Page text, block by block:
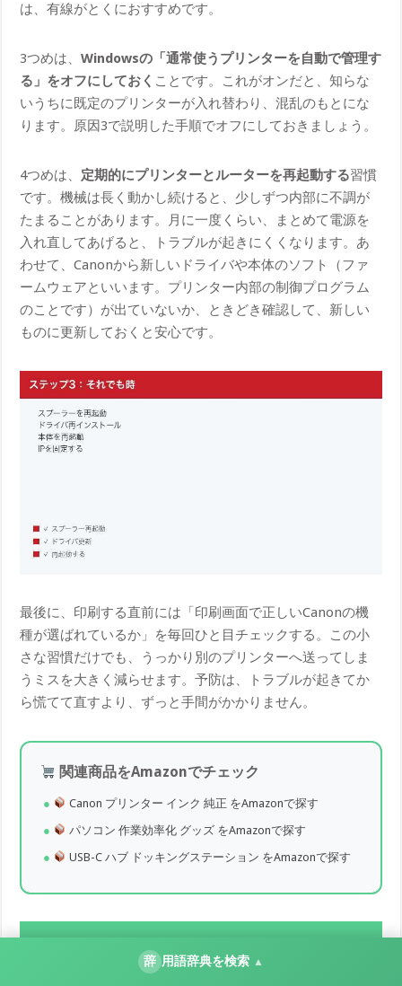
は、有線がとくにおすすめです。
3つめは、Windowsの「通常使うプリンターを自動で管理す
る」をオフにしておく ことです。これがオンだと、知らな
いうちに既定のプリンターが入れ替わり、混乱のもとにな
ります。原因3で説明した手順でオフにしておきましょう。
4つめは、 定期的にプリンターとルーターを再起動する習慣
です。機械は長く動かし続けると、少しずつ内部に不調が
たまることがあります。月に一度くらい、まとめて電源を
入れ直してあげると、トラブルが起きにくくなります。あ
わせて、Canonから新しいドライバや本体のソフト（ファ
ームウェアといいます。プリンター内部の制御プログラム
のことです）が出ていないか、ときどき確認して、新しい
ものに更新しておくと安心です。
最後に、印刷する直前には「印刷画面で正しいCanonの機
種が選ばれているか」を毎回ひと目チェックする。この小
さな習慣だけでも、うっかり別のプリンターへ送ってしま
うミスを大きく減らせます。予防は、トラブルが起きてか
ら慌てて直すより、ずっと手間がかかりません。
関連商品をAmazonでチェック
Canon プリンター インク 純正 をAmazonで探す
パソコン 作業効率化 グッズ をAmazonで探す
USB-C ハブ ドッキングステーション をAmazonで探す
よくある質問（FAQ）
辞 用語辞典を検索 ▲